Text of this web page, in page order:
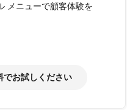
メニューで顧客体験を
でお試しください